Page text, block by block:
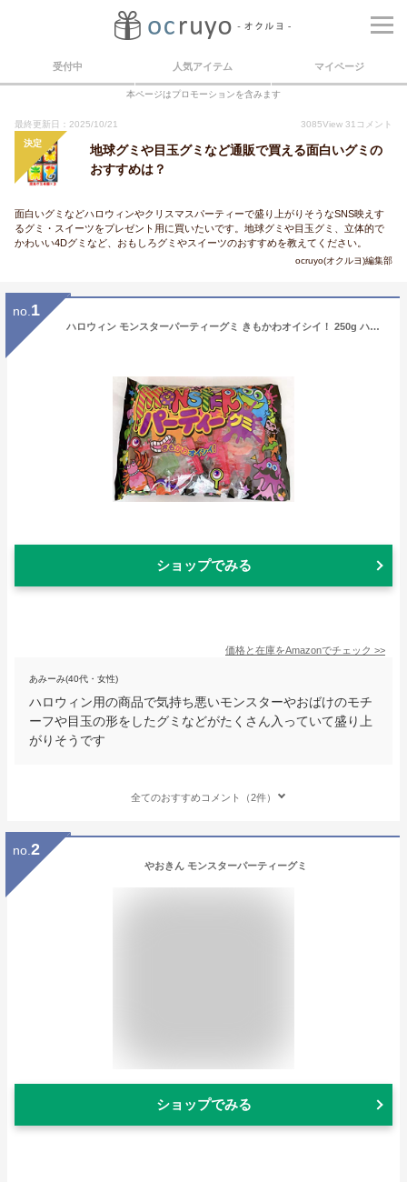
受付中 人気アイテム マイページ
本ページはプロモーションを含みます
最終更新日：2025/10/21 3085View 31 コメント
決定
地球グミや目玉グミなど通販で買える面白いグミの
おすすめは？
面白いグミなどハロウィンやクリスマスパーティーで盛り上がりそうなSNS映えす
るグミ・スイーツをプレゼント用に買いたいです。地球グミや目玉グミ、立体的で
かわいい4Dグミなど、おもしろグミやスイーツのおすすめを教えてください。
ocruyo(オクルヨ)編集部
no. 1
ハロウィン モンスターパーティーグミ きもかわオイシイ！ 250g ハロパ配布に超便利！
ショップでみる
価格と在庫をAmazonでチェック >>
あみーみ(40代・女性)
ハロウィン用の商品で気持ち悪いモンスターやおばけのモチ
ーフや目玉の形をしたグミなどがたくさん入っていて盛り上
がりそうです
全てのおすすめコメント（2件）
no. 2
やおきん モンスターパーティーグミ
ショップでみる